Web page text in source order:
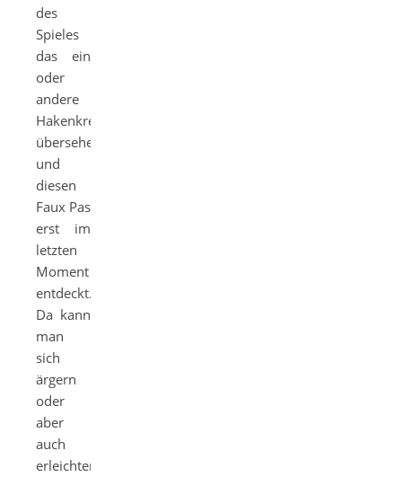
des
Spieles
das ein
oder
andere
Hakenkreuz
übersehen
und
diesen
Faux Pas
erst im
letzten
Moment
entdeckt.
Da kann
man
sich
ärgern
oder
aber
auch
erleichtert